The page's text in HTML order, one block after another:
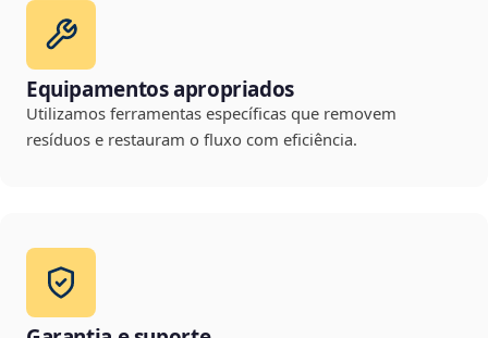
Equipamentos apropriados
Utilizamos ferramentas específicas que removem
resíduos e restauram o fluxo com eficiência.